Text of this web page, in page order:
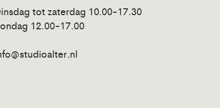
tot zaterdag 10.00-17.30
12.00-17.00